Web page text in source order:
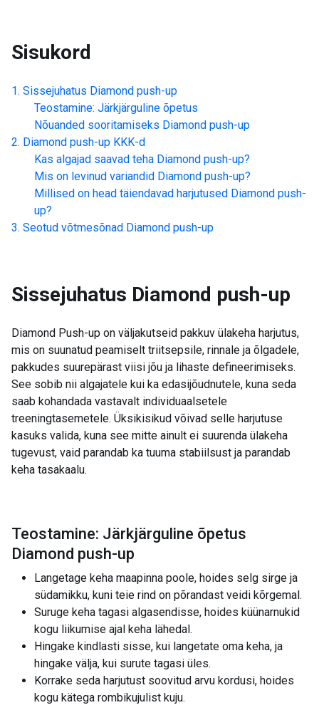
Sisukord
Sissejuhatus Diamond push-up
Teostamine: Järkjärguline õpetus
Nõuanded sooritamiseks Diamond push-up
Diamond push-up KKK-d
Kas algajad saavad teha Diamond push-up?
Mis on levinud variandid Diamond push-up?
Millised on head täiendavad harjutused Diamond push-
up?
Seotud võtmesõnad Diamond push-up
Sissejuhatus Diamond push-up
Diamond Push-up on väljakutseid pakkuv ülakeha harjutus,
mis on suunatud peamiselt triitsepsile, rinnale ja õlgadele,
pakkudes suurepärast viisi jõu ja lihaste defineerimiseks.
See sobib nii algajatele kui ka edasijõudnutele, kuna seda
saab kohandada vastavalt individuaalsetele
treeningtasemetele. Üksikisikud võivad selle harjutuse
kasuks valida, kuna see mitte ainult ei suurenda ülakeha
tugevust, vaid parandab ka tuuma stabiilsust ja parandab
keha tasakaalu.
Teostamine: Järkjärguline õpetus
Diamond push-up
Langetage keha maapinna poole, hoides selg sirge ja
südamikku, kuni teie rind on põrandast veidi kõrgemal.
Suruge keha tagasi algasendisse, hoides küünarnukid
kogu liikumise ajal keha lähedal.
Hingake kindlasti sisse, kui langetate oma keha, ja
hingake välja, kui surute tagasi üles.
Korrake seda harjutust soovitud arvu kordusi, hoides
kogu kätega rombikujulist kuju.